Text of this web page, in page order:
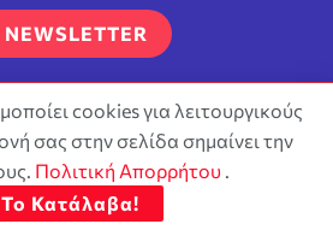
NEWSLETTER
και διανομή του περιεχόμενου
της άδειαςAttribution-ShareAlike 4.0
(CC BY-SA 4.0)
cookies για λειτουργικούς
σας στην σελίδα σημαίνει την
Πολιτική Απορρήτου .
Το Κατάλαβα!